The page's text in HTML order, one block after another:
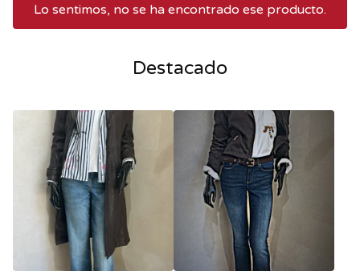
Lo sentimos, no se ha encontrado ese producto.
Destacado